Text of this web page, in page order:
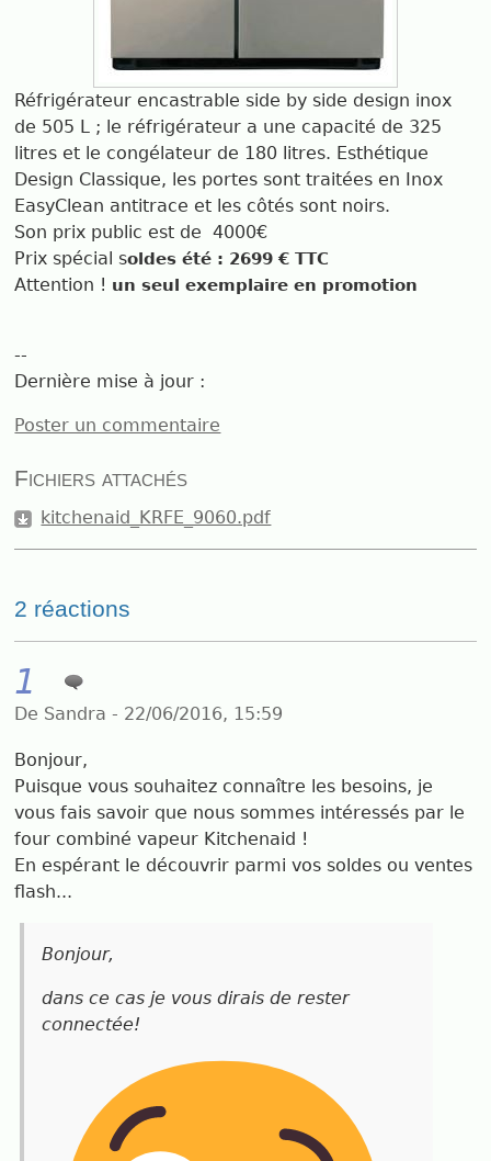
Réfrigérateur encastrable side by side design inox
de 505 L ; le réfrigérateur a une capacité de 325
litres et le congélateur de 180 litres. Esthétique
Design Classique, les portes sont traitées en Inox
EasyClean antitrace et les côtés sont noirs.
Son prix public est de 4000€
Prix spécial soldes été : 2699 € TTC
Attention ! un seul exemplaire en promotion
--
Dernière mise à jour :
Poster un commentaire
Fichiers attachés
kitchenaid_KRFE_9060.pdf
2 réactions
1
De Sandra - 22/06/2016, 15:59
Bonjour,
Puisque vous souhaitez connaître les besoins, je
vous fais savoir que nous sommes intéressés par le
four combiné vapeur Kitchenaid !
En espérant le découvrir parmi vos soldes ou ventes
flash...
Bonjour,
dans ce cas je vous dirais de rester
connectée!